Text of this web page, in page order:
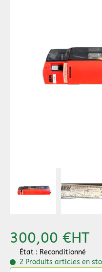
300,00 €HT
État : Reconditionné
2 Produits articles en